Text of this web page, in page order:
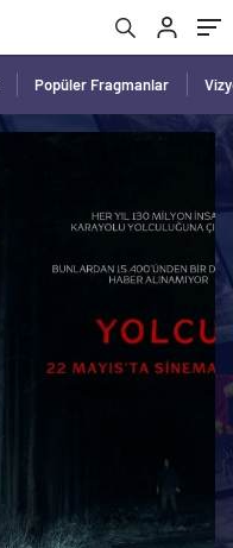
Popüler Fragmanlar